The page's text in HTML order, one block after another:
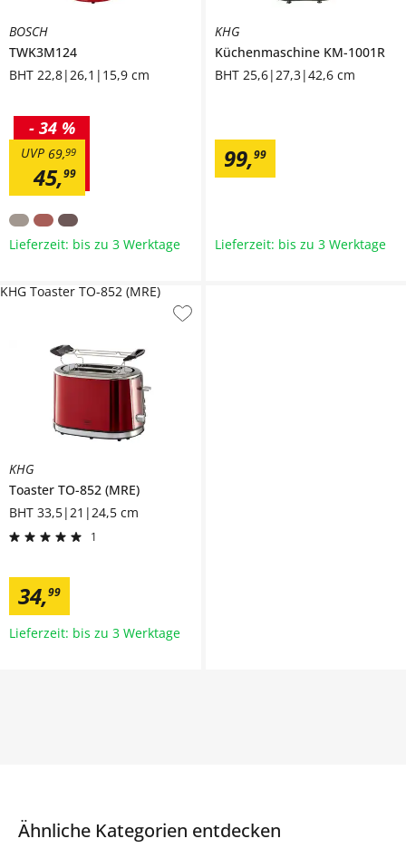
BOSCH
TWK3M124
BHT 22,8|26,1|15,9 cm
45,99
69,99
UVP
- 34 %
Lieferzeit: bis zu 3 Werktage
KHG
Küchenmaschine KM-1001R
BHT 25,6|27,3|42,6 cm
99,99
Lieferzeit: bis zu 3 Werktage
KHG
Toaster TO-852 (MRE)
BHT 33,5|21|24,5 cm
1
34,99
KHG Toaster TO-852 (MRE)
Lieferzeit: bis zu 3 Werktage
Ähnliche Kategorien entdecken